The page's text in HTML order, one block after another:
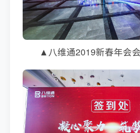
▲八维通2019新春年会